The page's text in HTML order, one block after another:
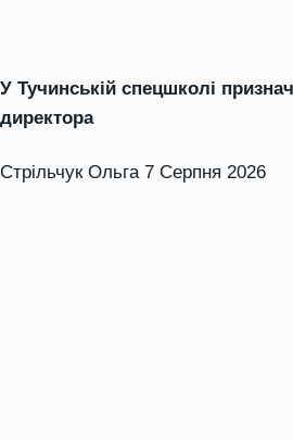
У Тучинській спецшколі
директора
Стрільчук Ольга 7 Серпня 2026